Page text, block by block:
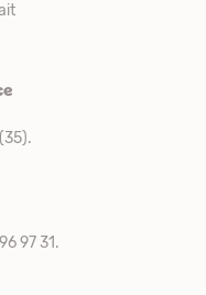
97 31.